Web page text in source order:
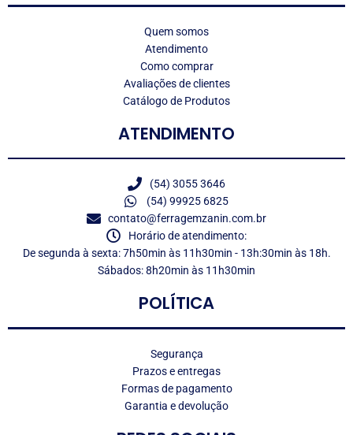
Quem somos
Atendimento
Como comprar
Avaliações de clientes
Catálogo de Produtos
ATENDIMENTO
(54) 3055 3646
(54) 99925 6825
contato@ferragemzanin.com.br
Horário de atendimento:
De segunda à sexta: 7h50min às 11h30min - 13h:30min às 18h.
Sábados: 8h20min às 11h30min
POLÍTICA
Segurança
Prazos e entregas
Formas de pagamento
Garantia e devolução